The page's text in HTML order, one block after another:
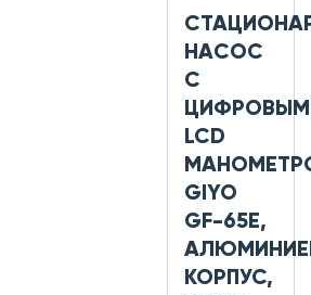
НАСОС
С
ЦИФРОВЫМ
LCD
GIYO
GF-65E,
КОРПУС,